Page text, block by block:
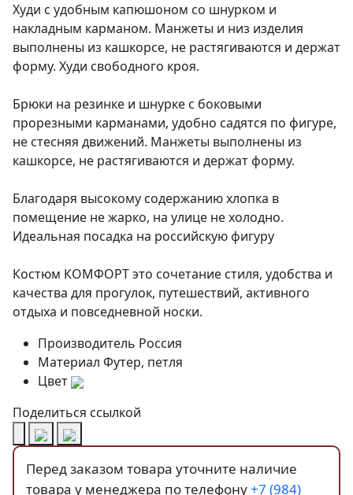
Худи с удобным капюшоном со шнурком и
накладным карманом. Манжеты и низ изделия
выполнены из кашкорсе, не растягиваются и держат
форму. Худи свободного кроя.
Брюки на резинке и шнурке с боковыми
прорезными карманами, удобно садятся по фигуре,
не стесняя движений. Манжеты выполнены из
кашкорсе, не растягиваются и держат форму.
Благодаря высокому содержанию хлопка в
помещение не жарко, на улице не холодно.
Идеальная посадка на российскую фигуру
Костюм КОМФОРТ это сочетание стиля, удобства и
качества для прогулок, путешествий, активного
отдыха и повседневной носки.
Производитель Россия
Материал Футер, петля
Цвет
Поделиться ссылкой
Перед заказом товара уточните наличие
товара у менеджера по телефону+7 (984)